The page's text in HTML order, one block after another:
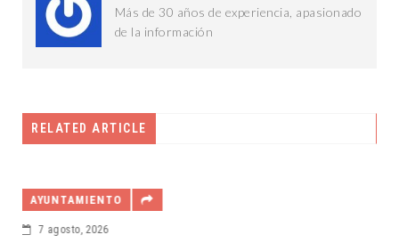
Más de 30 años de experiencia, apasionado
de la información
RELATED ARTICLE
AYUNTAMIENTO
6 agosto, 2026